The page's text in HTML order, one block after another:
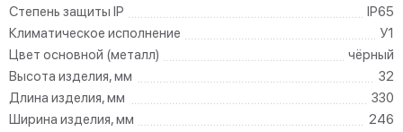
Степень защиты IP
IP65
Климатическое исполнение
У1
Цвет основной (металл)
чёрный
Высота изделия, мм
32
Длина изделия, мм
330
Ширина изделия, мм
246